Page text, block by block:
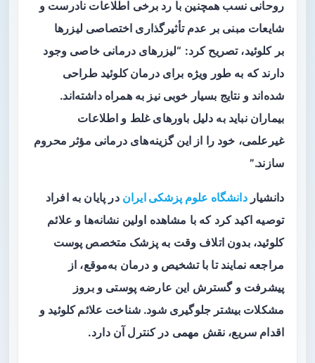
روحانی نسب همچنین با رد برخی اطلاعات نادرست و
شایعات مبنی بر عدم تأثیرگذاری اختصاصی لیزرها
برکلوئید، تصریح کرد: “لیزرهای درمانی خاصی وجود
دارند که به طور ویژه برایدرمان کلوئید طراحی
شده‌اند و نتایج بسیار خوبی نیز به همراه داشته‌اند.
بیماران نباید به دلیل باورهای غلط و اطلاعات
غیرعلمی، خود را از این گزینه‌های درمانی مؤثر محروم
سازند.”
دانشیاردانشگاه علوم پزشکی ایران در پایان به افراد
توصیه اکید کرد که با مشاهده اولین نشانه‌ها و علائم
کلوئید، بدون اتلاف وقت به پزشک متخصص پوست
مراجعه نمایند تا با تشخیص و درمان به‌موقع، از
پیشرفت و گسترش این عارضه پوستی و بروز
مشکلات بیشتر جلوگیری شود. شناخت علائم کلوئید و
اقدام سریع، نقش مهمی در کنترل آن دارد.